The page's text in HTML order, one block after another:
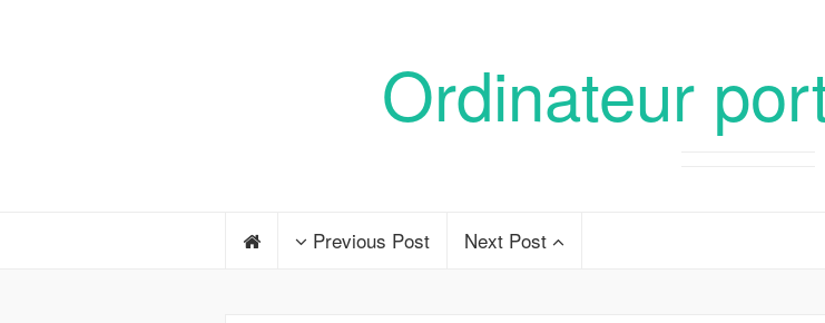
Ordinateur
Previous Post Next Post